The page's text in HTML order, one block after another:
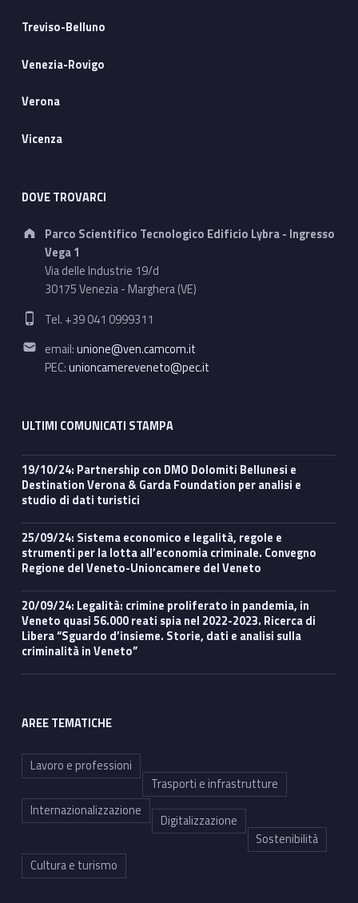
Treviso-Belluno
Venezia-Rovigo
Verona
Vicenza
DOVE TROVARCI
Address:
Parco Scientifico Tecnologico Edificio Lybra - Ingresso
Vega 1
Via delle Industrie 19/d
30175 Venezia - Marghera (VE)
Phone number:
Tel. +39 041 0999311
Email address:
email:unione@ven.camcom.it
PEC:unioncamereveneto@pec.it
ULTIMI COMUNICATI STAMPA
19/10/24: Partnership con DMO Dolomiti Bellunesi e
Destination Verona & Garda Foundation per analisi e
studio di dati turistici
25/09/24: Sistema economico e legalità, regole e
strumenti per la lotta all’economia criminale. Convegno
Regione del Veneto-Unioncamere del Veneto
20/09/24: Legalità: crimine proliferato in pandemia, in
Veneto quasi 56.000 reati spia nel 2022-2023. Ricerca di
Libera “Sguardo d’insieme. Storie, dati e analisi sulla
criminalità in Veneto”
AREE TEMATICHE
Lavoro e professioni
Trasporti e infrastrutture
Internazionalizzazione
Digitalizzazione
Sostenibilità
Cultura e turismo